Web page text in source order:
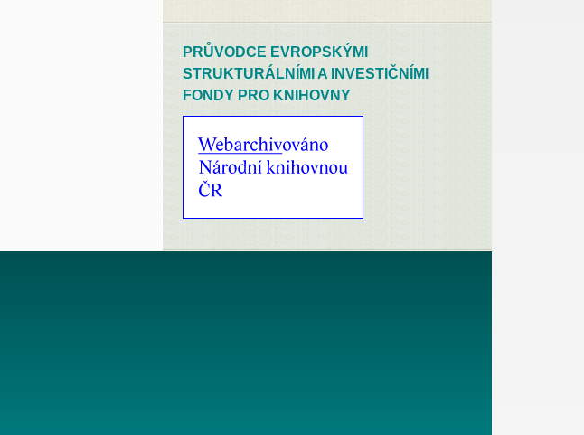
PRŮVODCE EVROPSKÝMI
STRUKTURÁLNÍMI A INVESTIČNÍMI
FONDY PRO KNIHOVNY